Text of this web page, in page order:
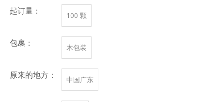
起订量： 100 颗
包裹： 木包装
原来的地方： 中国广东